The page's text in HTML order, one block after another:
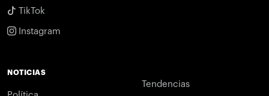
TikTok
Instagram
NOTICIAS
Tendencias